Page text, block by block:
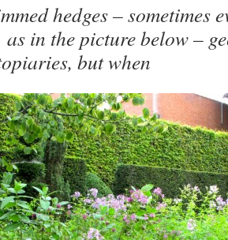
hedges – sometimes
in the picture below –
but when